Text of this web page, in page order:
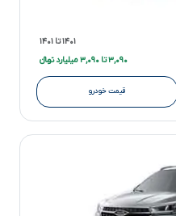
۱۴۰۱ تا ۱۴۰۱
۳,۰۹۰ تا ۳,۰۹۰ میلیارد تومانءءء
قیمت خودرو